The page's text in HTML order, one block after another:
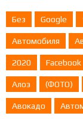
Без Google
Автомобиля
2020 Facebook
Алоэ (ФОТО)
Авокадо